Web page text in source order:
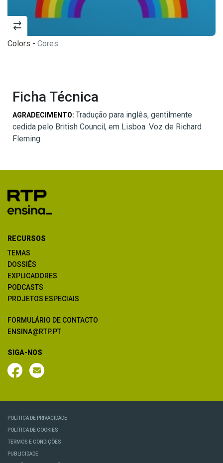
Colors - Cores
Ficha Técnica
AGRADECIMENTO: Tradução para inglês, gentilmente
cedida pelo British Council, em Lisboa. Voz de Richard
Fleming.
RECURSOS
TEMAS
DOSSIÊS
EXPLICADORES
PODCASTS
PROJETOS ESPECIAIS
FORMULÁRIO DE CONTACTO
ENSINA@RTP.PT
SIGA-NOS
POLÍTICA DE PRIVACIDADE
POLÍTICA DE COOKIES
TERMOS E CONDIÇÕES
PUBLICIDADE